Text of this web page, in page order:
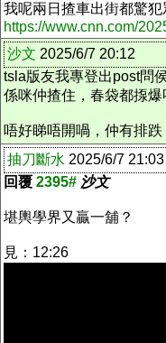
我呢兩日揸車出街都驚犯
https://www.cnn.com/
沙文 2025/6/7 20:12
tsla版友我專登出post問
係咪仲揸住，春袋都揼爆
唔好睇唔開喎，仲有排
抽刀斷水 2025/6/7 21:03
回覆 2395# 沙文
堪輿學界又贏一舖？
見：12:26